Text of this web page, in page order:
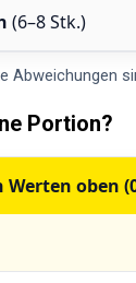
(6–8 Stk.)
Abweichungen
Portion?
oben